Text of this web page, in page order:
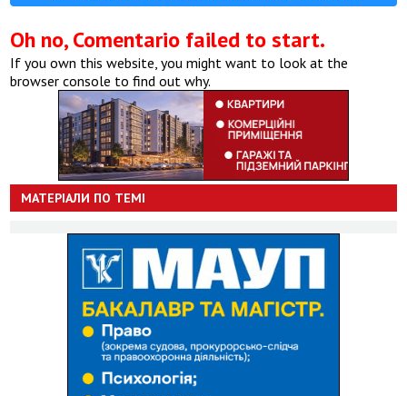
Oh no, Comentario failed to start.
If you own this website, you might want to look at the
browser console to find out why.
МАТЕРІАЛИ ПО ТЕМІ